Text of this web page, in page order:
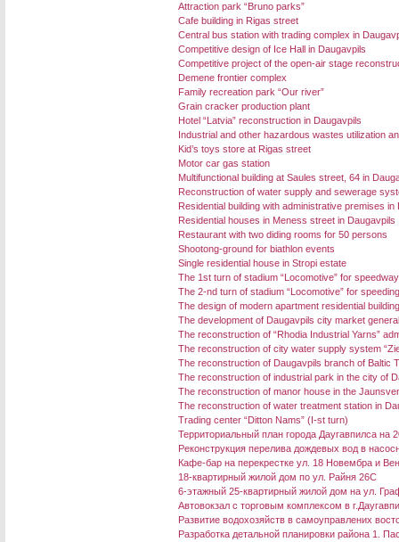
Attraction park “Bruno parks”
Cafe building in Rigas street
Central bus station with trading complex in
Competitive design of Ice Hall in Daugavpils
Competitive project of the open-air stage
Demene frontier complex
Family recreation park “Our river”
Grain cracker production plant
Hotel “Latvia” reconstruction in Daugavpils
Industrial and other hazardous wastes utilization
Kid’s toys store at Rigas street
Motor car gas station
Multifunctional building at Saules street, 64 in
Reconstruction of water supply and sewerage
Residential building with administrative premises in
Residential houses in Meness street in Daugavpils
Restaurant with two diding rooms for 50 persons
Shootong-ground for biathlon events
Single residential house in Stropi estate
The 1st turn of stadium “Locomotive” for
The 2-nd turn of stadium “Locomotive” for
The design of modern apartment residential building
The development of Daugavpils city market
The reconstruction of “Rhodia Industrial Yarns”
The reconstruction of city water supply system
The reconstruction of Daugavpils branch of Baltic
The reconstruction of industrial park in the city of
The reconstruction of manor house in the
The reconstruction of water treatment station in
Trading center “Ditton Nams” (I-st turn)
Территориальный план города Даугавпилса на
Реконструкция перелива дождевых вод в
Кафе-бар на перекрестке ул. 18 Новембра и
18-квартирный жилой дом по ул. Райня 26C
6-этажный 25-квартирный жилой дом на ул.
Aвтовокзал с торговым комплексом в
Развитие водохозяйств в самоуправлених
Разработка детальной планировки района 1.